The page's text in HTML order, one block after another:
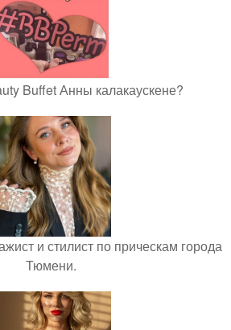
Buffet Анны калакаускене?
и стилист по прическам города
Тюмени.